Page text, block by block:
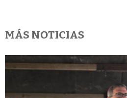
MÁS NOTICIAS